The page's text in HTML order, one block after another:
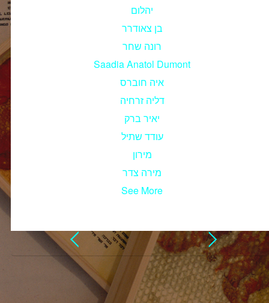
יהלום
בן צאודרר
רונה שחר
Saadia Anatol Dumont
איה חוברס
דליה זרחיה
יאיר ברק
עודד שתיל
מירון
מירה צדר
See More